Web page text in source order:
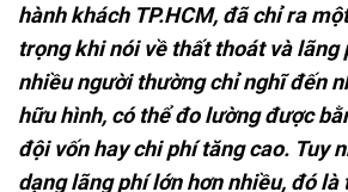
hành khách TP.HCM, đã chỉ ra
trọng khi nói về thất thoát và lãng
nhiều người thường chỉ nghĩ đến
hữu hình, có thể đo lường được
đội vốn hay chi phí tăng cao. Tuy
dạng lãng phí lớn hơn nhiều, đó